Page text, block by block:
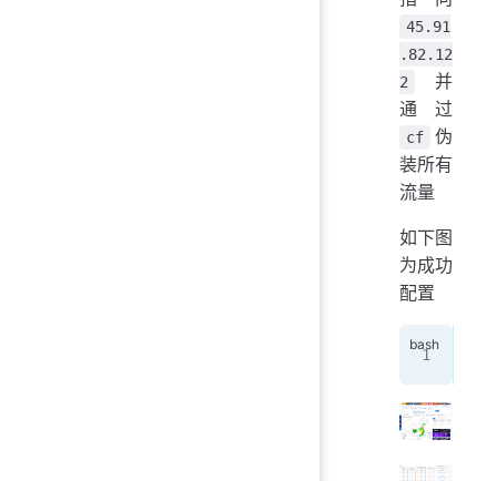
45.91
.82.12
2
并
通过
cf
伪
装所有
流量
如下图
为成功
配置